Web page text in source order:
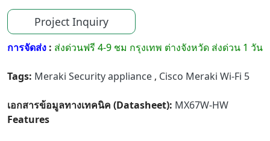
Project Inquiry
การจัดส่ง : ส่งด่วนฟรี 4-9 ชม กรุงเทพ ต่างจังหวัด ส่งด่วน 1 วัน
Tags: Meraki Security appliance , Cisco Meraki Wi-Fi 5
เอกสารข้อมูลทางเทคนิค (Datasheet): MX67W-HW
Features